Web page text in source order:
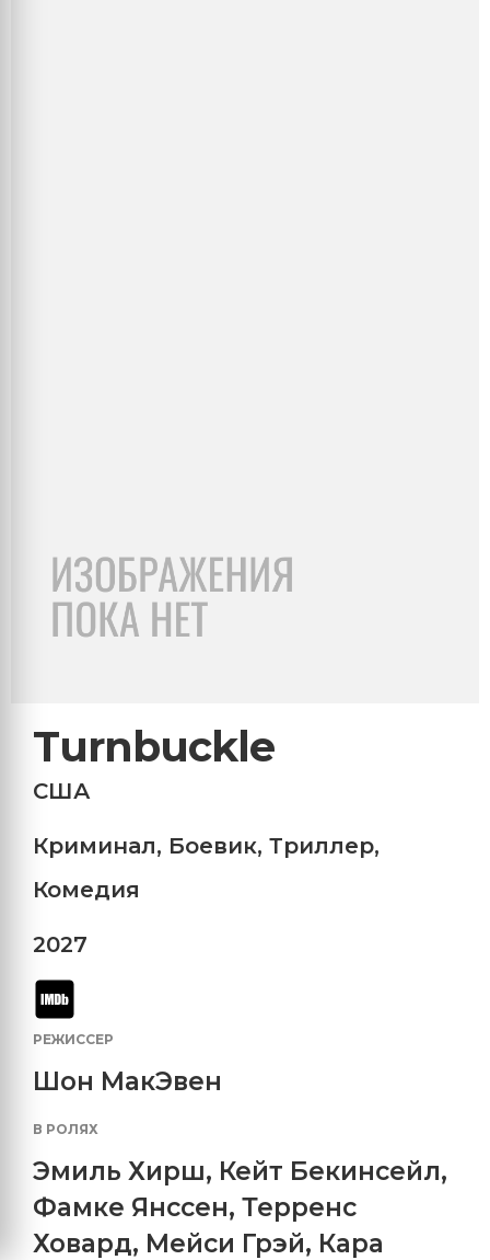
Turnbuckle
США
Криминал, Боевик, Триллер,
Комедия
2027
РЕЖИССЕР
Шон МакЭвен
В РОЛЯХ
Эмиль Хирш, Кейт Бекинсейл,
Фамке Янссен, Терренс
Ховард, Мейси Грэй, Кара